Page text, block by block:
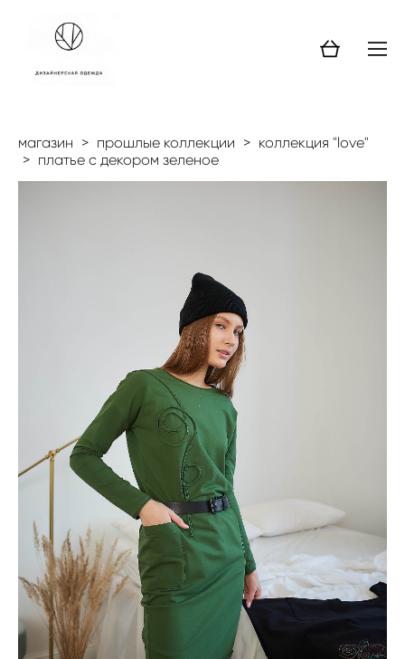
магазин > прошлые коллекции > коллекция "love"
> платье с декором зеленое